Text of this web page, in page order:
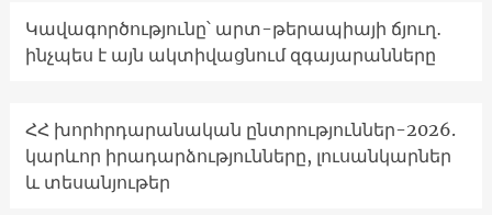
Կավագործությունը՝ արտ-թերապիայի ճյուղ․
ինչպես է այն ակտիվացնում զգայարանները
ՀՀ խորհրդարանական ընտրություններ-2026.
կարևոր իրադարձությունները, լուսանկարներ
և տեսանյութեր